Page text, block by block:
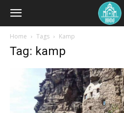
Home Tags Kamp
Tag: kamp